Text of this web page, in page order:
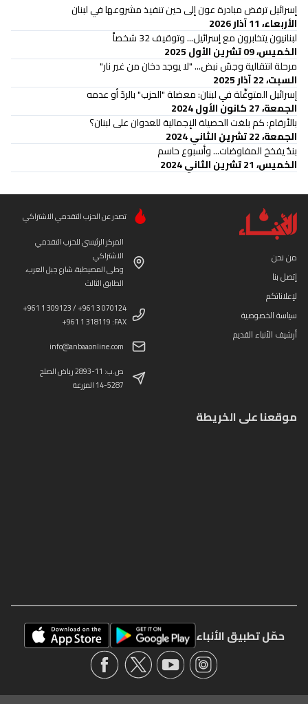
إسرائيل ترفض مبادرة عون إلى حين تنفيذ مشروعها في لبنان
الأربعاء، 11 آذار 2026
لبنانيون يتخابرون مع إسرائيل... وتوقيف 32 شخصاً
الخميس، 09 تشرين الأول 2025
مرحلة انتقالية وجسّ نبض... "لا يوجد دخان من غير نار"
السبت، 22 آذار 2025
إسرائيل المتوغِّلة في لبنان: معضلة "الحزب" بالردّ أو عدمه
الجمعة، 27 كانون الأول 2024
بالأرقام: كم بلغت الحصيلة الإجمالية للعدوان على لبنان؟
الجمعة، 22 تشرين الثاني 2024
بندٌ يفخخ المفاوضات... وأسبوع حاسم
الخميس، 21 تشرين الثاني 2024
من نحن
إتصل بنا
لإعلاناتكم
سياسة الخصوصية
أرشيف الأنباء القديم
تصدر عن الحزب التقدمي الاشتراكي
المركز الرئيسي للحزب التقدمي
الاشتراكي
وطى المصيطبة، شارع جبل العرب،
الطابق الثالث
+961 1 309123 / +961 3 070124
+961 1 318119 :FAX
info@anbaaonline.com
ص.ب: 11-2893 رياض الصلح
14-5287 المزرعة
موقعنا على الخريطة
حمّل تطبيق الأنباء